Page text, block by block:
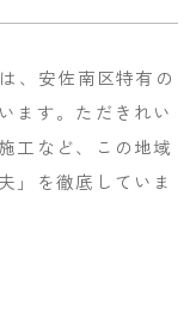
、安佐南区特有の
ます。ただきれい
工など、この地域
」を徹底していま